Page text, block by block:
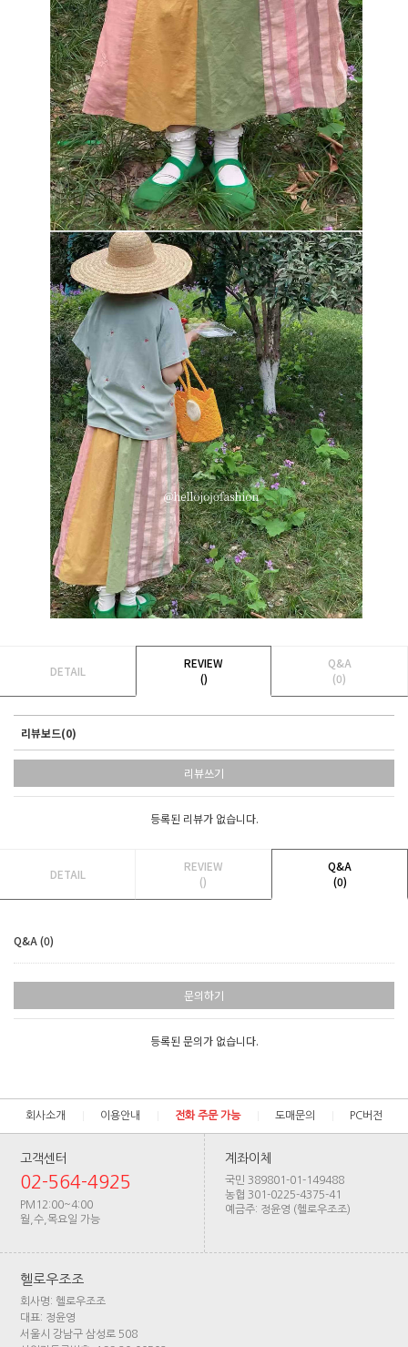
DETAIL
REVIEW
()
Q&A
(0)
리뷰보드(0)
리뷰쓰기
등록된 리뷰가 없습니다.
DETAIL
REVIEW
()
Q&A
(0)
Q&A (0)
문의하기
등록된 문의가 없습니다.
회사소개 이용안내 전화 주문 가능 도매문의 PC버전
고객센터
02-564-4925
PM12:00~4:00
월,수,목요일 가능
계좌이체
국민 389801-01-149488
농협 301-0225-4375-41
예금주: 정윤영 (헬로우조조)
헬로우조조
회사명: 헬로우조조
대표: 정윤영
서울시 강남구 삼성로 508